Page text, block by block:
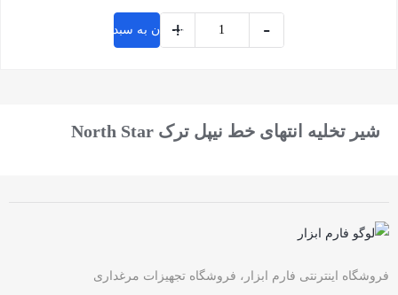
-
+
افزودن به سبد خرید
شیر تخلیه انتهای خط نیپل ترک North Star
فروشگاه اینترنتی فارم ابزار، فروشگاه تجهیزات مرغداری